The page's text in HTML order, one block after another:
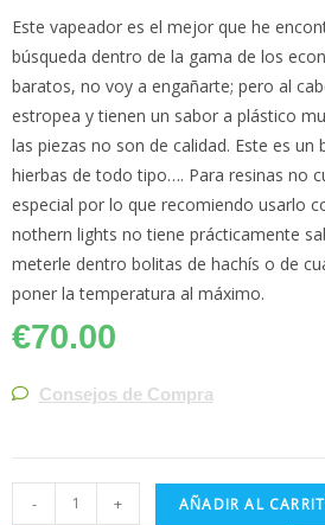
Este vapeador es el mejor que he
búsqueda dentro de la gama de los
baratos, no voy a engañarte; pero al
estropea y tienen un sabor a plástico
las piezas no son de calidad. Este es
hierbas de todo tipo…. Para resinas no
especial por lo que recomiendo usarlo
nothern lights no tiene prácticamente
meterle dentro bolitas de hachís o de
poner la temperatura al máximo.
€70.00
Consejos de Compra
- + AÑADIR AL